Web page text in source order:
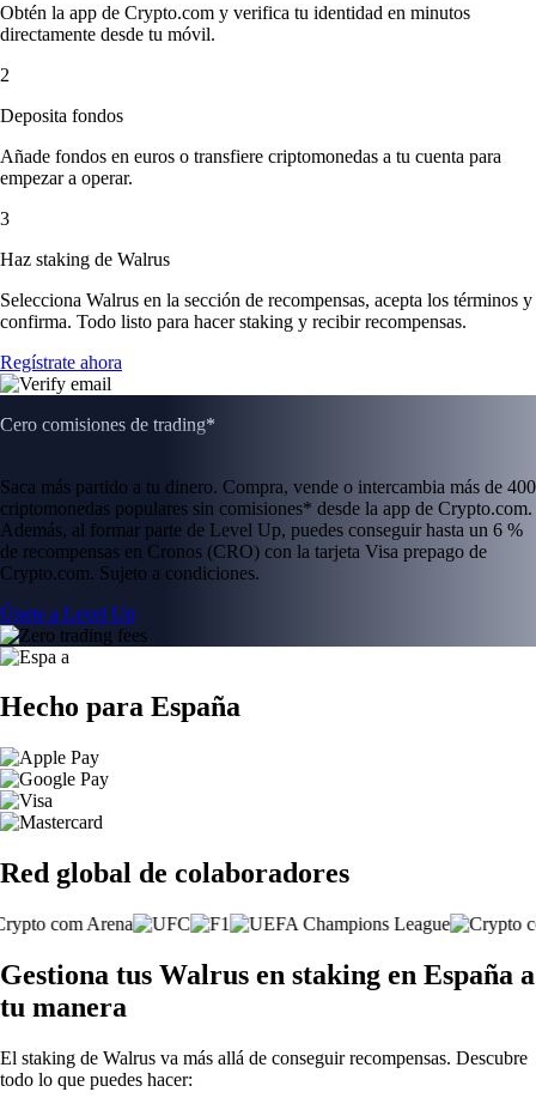
Obtén la app de Crypto.com y verifica tu identidad en minutos
directamente desde tu móvil.
2
Deposita fondos
Añade fondos en euros o transfiere criptomonedas a tu cuenta para
empezar a operar.
3
Haz staking de Walrus
Selecciona Walrus en la sección de recompensas, acepta los términos y
confirma. Todo listo para hacer staking y recibir recompensas.
Regístrate ahora
Cero comisiones de trading*
Saca más partido a tu dinero. Compra, vende o intercambia más de 400
criptomonedas populares sin comisiones* desde la app de Crypto.com.
Además, al formar parte de Level Up, puedes conseguir hasta un 6 %
de recompensas en Cronos (CRO) con la tarjeta Visa prepago de
Crypto.com. Sujeto a condiciones.
Únete a Level Up
Hecho para España
Red global de colaboradores
Gestiona tus Walrus en staking en España a
tu manera
El staking de Walrus va más allá de conseguir recompensas. Descubre
todo lo que puedes hacer: